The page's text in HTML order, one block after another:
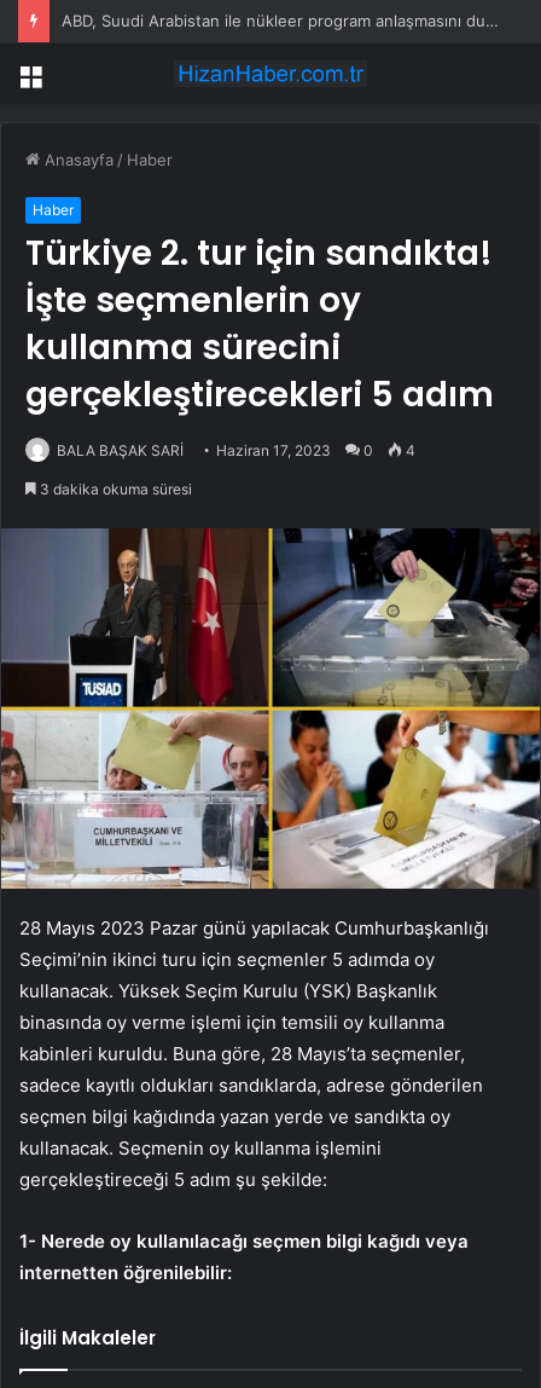
ABD, Suudi Arabistan ile nükleer program anlaşmasını duyuracak
Menü
Anasayfa / Haber
Haber
Türkiye 2. tur için sandıkta!
İşte seçmenlerin oy
kullanma sürecini
gerçekleştirecekleri 5 adım
BALA BAŞAK SARİ Haziran 17, 2023 0 4
3 dakika okuma süresi
28 Mayıs 2023 Pazar günü yapılacak Cumhurbaşkanlığı
Seçimi’nin ikinci turu için seçmenler 5 adımda oy
kullanacak. Yüksek Seçim Kurulu (YSK) Başkanlık
binasında oy verme işlemi için temsili oy kullanma
kabinleri kuruldu. Buna göre, 28 Mayıs’ta seçmenler,
sadece kayıtlı oldukları sandıklarda, adrese gönderilen
seçmen bilgi kağıdında yazan yerde ve sandıkta oy
kullanacak. Seçmenin oy kullanma işlemini
gerçekleştireceği 5 adım şu şekilde:
1- Nerede oy kullanılacağı seçmen bilgi kağıdı veya
internetten öğrenilebilir:
İlgili Makaleler